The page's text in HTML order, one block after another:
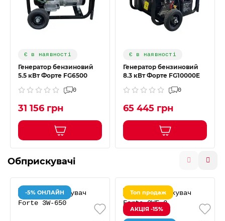
Є в наявності
Генератор бензиновий
5.5 кВт Форте FG6500
0
31 156 грн
Є в наявності
Генератор бензиновий
8.3 кВт Форте FG10000E
0
65 445 грн
Обприскувачі
-5% ОНЛАЙН Топ продаж
АКЦІЯ -15%